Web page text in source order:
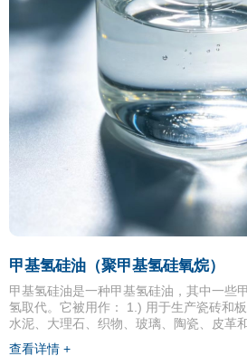
甲基氢硅油（聚甲基氢硅氧烷）
甲基氢硅油是一种甲基氢硅油，其中一些
氢取代。它被用作： 1.) 用于生产瓷砖和
水泥、大理石、织物、玻璃、陶瓷、皮革
查看详情 +